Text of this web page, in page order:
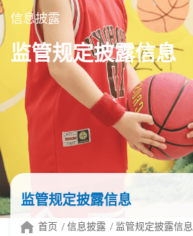
信息披露
监管规定披露信息
监管规定披露信息
首页 信息披露 监管规定披露信息